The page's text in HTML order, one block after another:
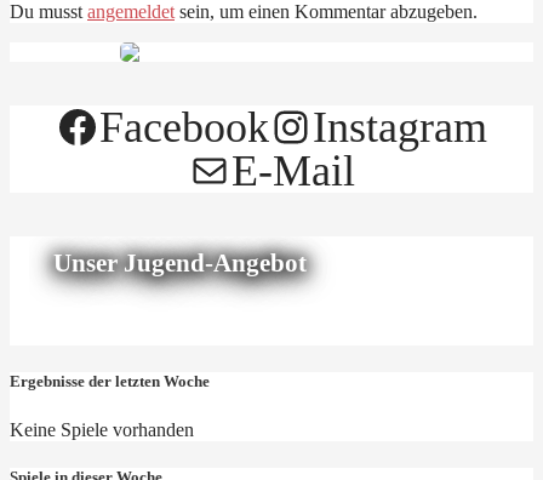
Du musst angemeldet sein, um einen Kommentar abzugeben.
Facebook
Instagram
E-Mail
Unser Jugend-Angebot
Ergebnisse der letzten Woche
Keine Spiele vorhanden